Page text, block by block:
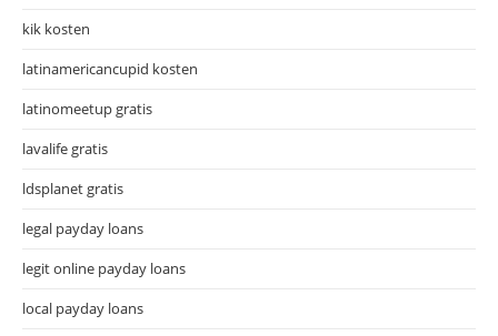
kik kosten
latinamericancupid kosten
latinomeetup gratis
lavalife gratis
ldsplanet gratis
legal payday loans
legit online payday loans
local payday loans